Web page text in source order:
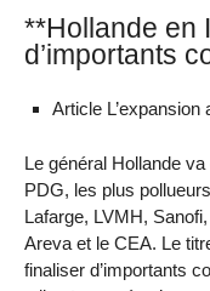
**Hollande en
d’importants
Article L’expansion
Le général Hollande
PDG, les plus
Lafarge, LVMH,
Areva et le CEA. Le
finaliser d’importants